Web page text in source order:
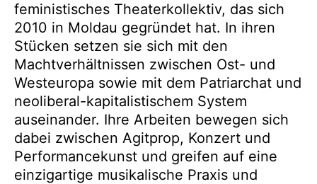
feministisches Theaterkollektiv, das sich
2010 in Moldau gegründet hat. In ihren
Stücken setzen sie sich mit den
Machtverhältnissen zwischen Ost- und
Westeuropa sowie mit dem Patriarchat und
neoliberal-kapitalistischem System
auseinander. Ihre Arbeiten bewegen sich
dabei zwischen Agitprop, Konzert und
Performancekunst und greifen auf eine
einzigartige musikalische Praxis und